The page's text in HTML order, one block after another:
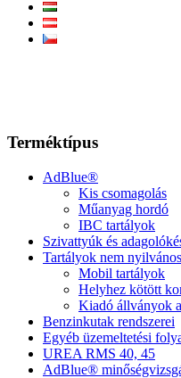
Terméktípus
AdBlue®
Kis csomagolás
Műanyag hordó
IBC tartályok
Szivattyúk és
Tartályok nem
Mobil tartályok
Helyhez kötött
Kiadó állványok
Benzinkutak rendszerei
Egyéb üzemeltetési
UREA RMS 40, 45
AdBlue®